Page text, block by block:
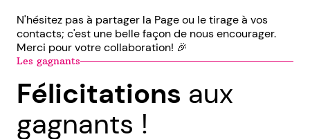
N'hésitez pas à partager la Page ou le tirage à vos
contacts; c'est une belle façon de nous encourager.
Merci pour votre collaboration! 🎉
Les gagnants
Félicitations aux
gagnants !